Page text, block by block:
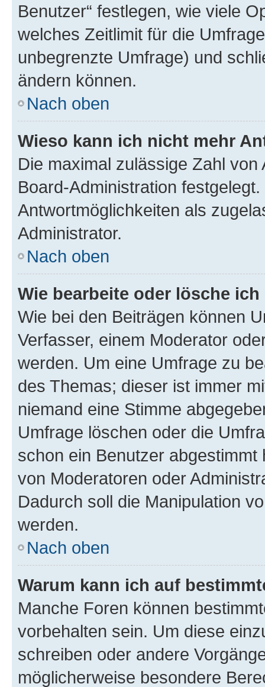
Benutzer“ festlegen, wie viele
welches Zeitlimit für die
unbegrenzte Umfrage) und
ändern können.
Nach oben
Wieso kann ich nicht mehr
Die maximal zulässige Zahl
Board-Administration
Antwortmöglichkeiten als
Administrator.
Nach oben
Wie bearbeite oder lösche
Wie bei den Beiträgen können
Verfasser, einem Moderator
werden. Um eine Umfrage zu
des Themas; dieser ist immer
niemand eine Stimme
Umfrage löschen oder die
schon ein Benutzer
von Moderatoren oder
Dadurch soll die Manipulation
werden.
Nach oben
Warum kann ich auf
Manche Foren können
vorbehalten sein. Um diese
schreiben oder andere
möglicherweise besondere